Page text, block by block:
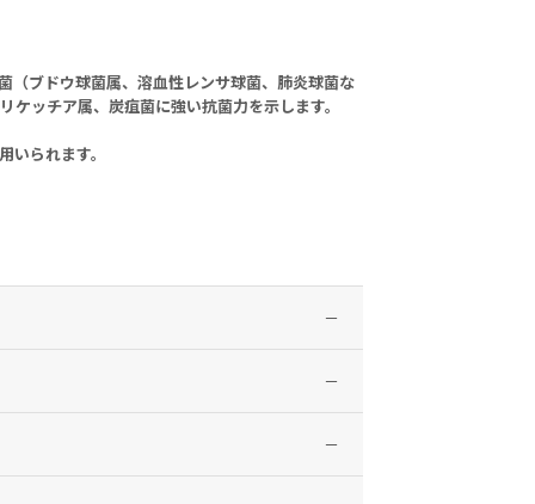
（ブドウ球菌属、溶血性レンサ球菌、肺炎球菌な
ッチア属、炭疽菌に強い抗菌力を示します。
られます。
桃炎（扁桃周囲炎を含む）、急性気管支炎、
1錠）を経口投与する。